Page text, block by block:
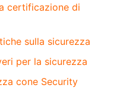
certificazione di
sulla sicurezza
per la sicurezza
cone Security